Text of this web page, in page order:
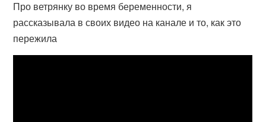
Про ветрянку во время беременности, я
рассказывала в своих видео на канале и то, как это
пережила